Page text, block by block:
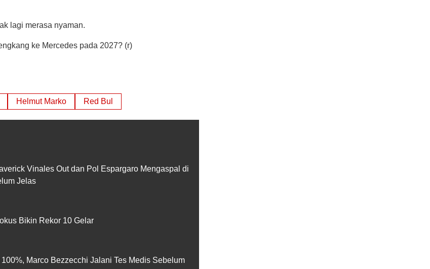
lagi merasa nyaman.
ke Mercedes pada 2027? (r)
Helmut Marko Red Bul
Vinales Out dan Pol Espargaro Mengaspal di
Jelas
Bikin Rekor 10 Gelar
Marco Bezzecchi Jalani Tes Medis Sebelum